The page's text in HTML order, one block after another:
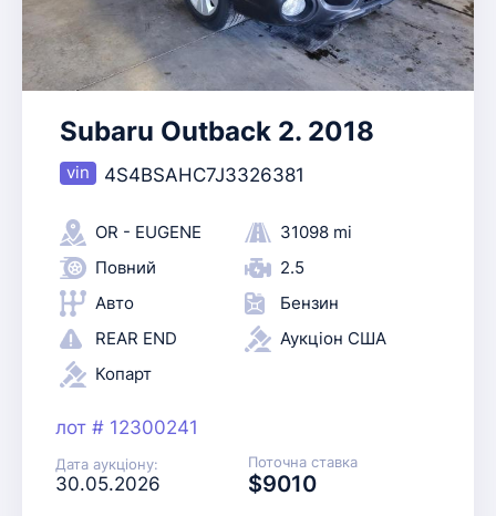
Subaru Outback 2. 2018
4S4BSAHC7J3326381
OR - EUGENE
31098 mi
Повний
2.5
Авто
Бензин
REAR END
Аукціон США
Копарт
лот # 12300241
Дата аукціону:
30.05.2026
Поточна ставка
$9010